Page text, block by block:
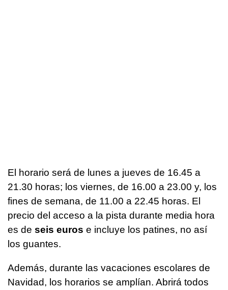
El horario será de lunes a jueves de 16.45 a
21.30 horas; los viernes, de 16.00 a 23.00 y, los
fines de semana, de 11.00 a 22.45 horas. El
precio del acceso a la pista durante media hora
es de seis euros e incluye los patines, no así
los guantes.
Además, durante las vacaciones escolares de
Navidad, los horarios se amplían. Abrirá todos